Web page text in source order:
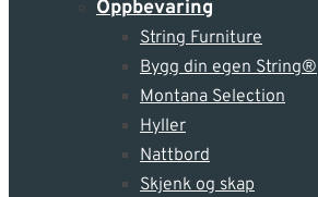
Oppbevaring
String Furniture
Bygg din egen String®
Montana Selection
Hyller
Nattbord
Skjenk og skap